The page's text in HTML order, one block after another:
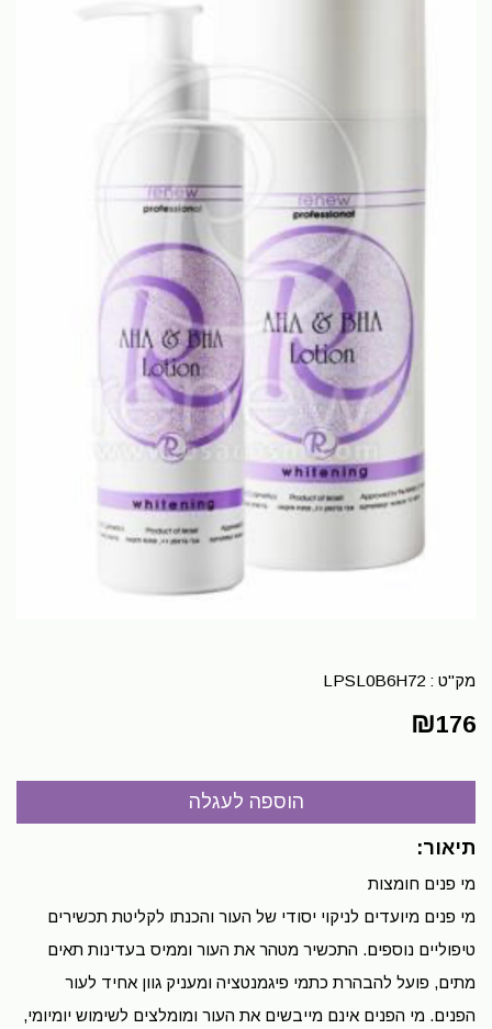
מק"ט : LPSL0B6H72
₪176
תיאור:
מי פנים חומצות
מי פנים מיועדים לניקוי יסודי של העור והכנתו לקליטת תכשירים
טיפוליים נוספים. התכשיר מטהר את העור וממיס בעדינות תאים
מתים, פועל להבהרת כתמי פיגמנטציה ומעניק גוון אחיד לעור
הפנים. מי הפנים אינם מייבשים את העור ומומלצים לשימוש יומיומי,